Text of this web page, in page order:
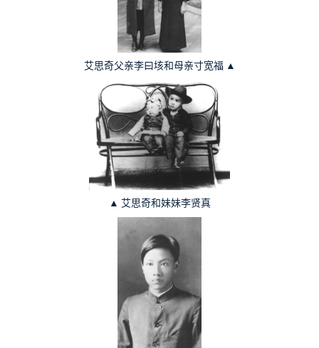
艾思奇父亲李曰垓和母亲寸宽福 ▲
▲ 艾思奇和妹妹李贤真